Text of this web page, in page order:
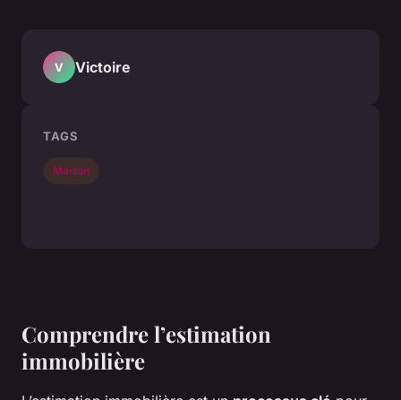
Comprendre l’estimation
immobilière
V Victoire
TAGS
Maison